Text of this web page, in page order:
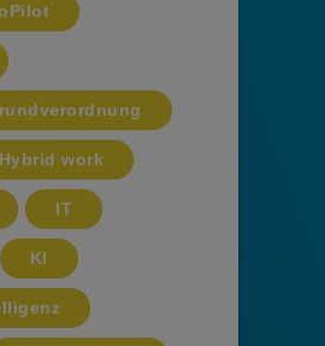
Hybrid work
IT
KI